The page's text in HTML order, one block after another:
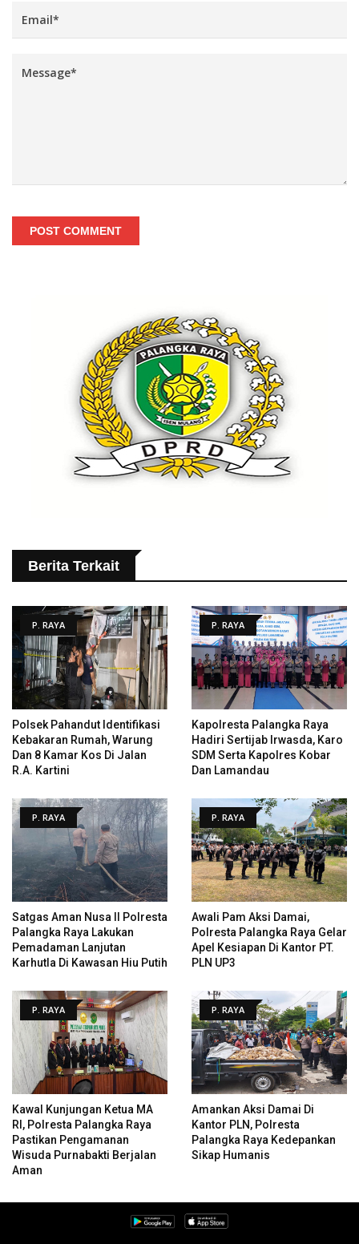
POST COMMENT
Berita Terkait
P. RAYA
Polsek Pahandut Identifikasi
Kebakaran Rumah, Warung
Dan 8 Kamar Kos Di Jalan
R.A. Kartini
P. RAYA
Kapolresta Palangka Raya
Hadiri Sertijab Irwasda, Karo
SDM Serta Kapolres Kobar
Dan Lamandau
P. RAYA
Satgas Aman Nusa II Polresta
Palangka Raya Lakukan
Pemadaman Lanjutan
Karhutla Di Kawasan Hiu Putih
P. RAYA
Awali Pam Aksi Damai,
Polresta Palangka Raya Gelar
Apel Kesiapan Di Kantor PT.
PLN UP3
P. RAYA
Kawal Kunjungan Ketua MA
RI, Polresta Palangka Raya
Pastikan Pengamanan
Wisuda Purnabakti Berjalan
Aman
P. RAYA
Amankan Aksi Damai Di
Kantor PLN, Polresta
Palangka Raya Kedepankan
Sikap Humanis